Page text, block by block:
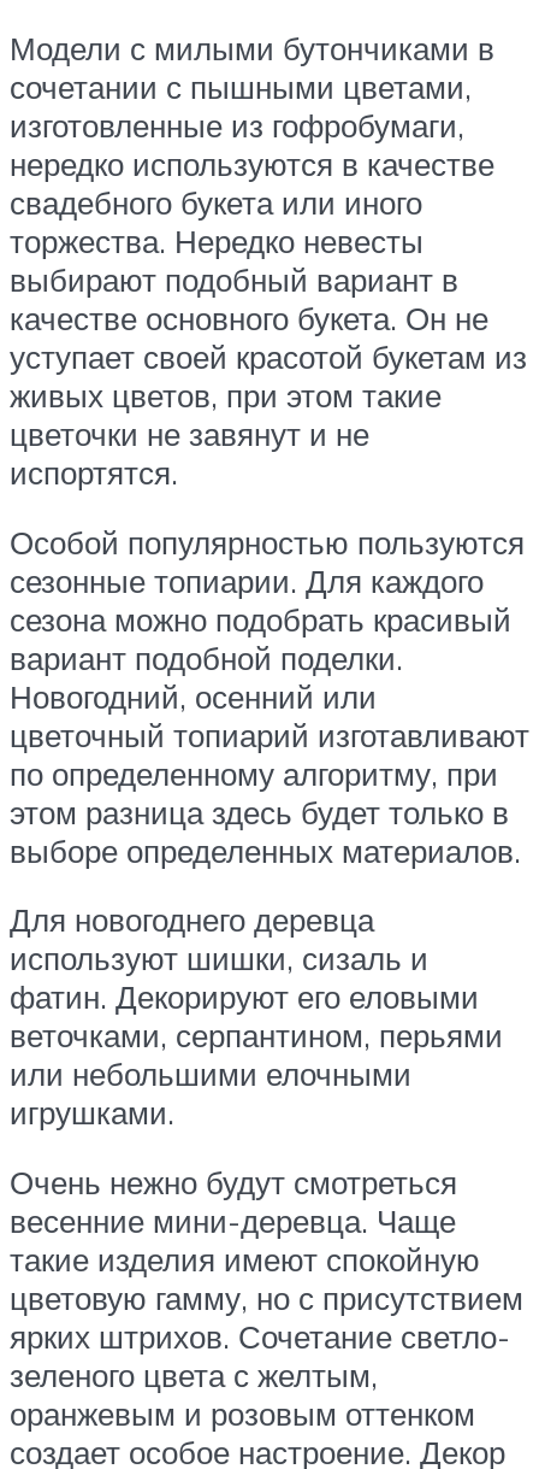
Модели с милыми бутончиками в
сочетании с пышными цветами,
изготовленные из гофробумаги,
нередко используются в качестве
свадебного букета или иного
торжества. Нередко невесты
выбирают подобный вариант в
качестве основного букета. Он не
уступает своей красотой букетам из
живых цветов, при этом такие
цветочки не завянут и не
испортятся.
Особой популярностью пользуются
сезонные топиарии. Для каждого
сезона можно подобрать красивый
вариант подобной поделки.
Новогодний, осенний или
цветочный топиарий изготавливают
по определенному алгоритму, при
этом разница здесь будет только в
выборе определенных материалов.
Для новогоднего деревца
используют шишки, сизаль и
фатин. Декорируют его еловыми
веточками, серпантином, перьями
или небольшими елочными
игрушками.
Очень нежно будут смотреться
весенние мини-деревца. Чаще
такие изделия имеют спокойную
цветовую гамму, но с присутствием
ярких штрихов. Сочетание светло-
зеленого цвета с желтым,
оранжевым и розовым оттенком
создает особое настроение. Декор